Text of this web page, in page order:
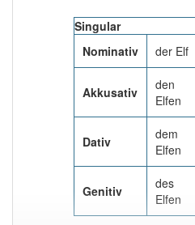
Singular
Nominativ
der Elf
Akkusativ
den
Elfen
Dativ
dem
Elfen
Genitiv
des
Elfen